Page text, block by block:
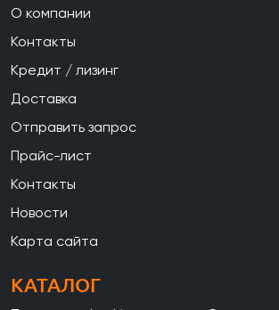
О компании
Контакты
Кредит / лизинг
Доставка
Отправить запрос
Прайс-лист
Контакты
Новости
Карта сайта
КАТАЛОГ